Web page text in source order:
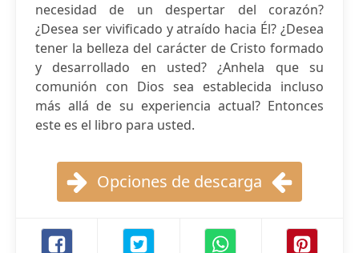
necesidad de un despertar del corazón?
¿Desea ser vivificado y atraído hacia Él? ¿Desea
tener la belleza del carácter de Cristo formado
y desarrollado en usted? ¿Anhela que su
comunión con Dios sea establecida incluso
más allá de su experiencia actual? Entonces
este es el libro para usted.
Opciones de descarga